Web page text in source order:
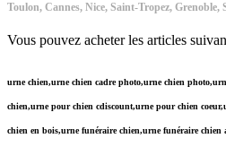
Toulon, Cannes, Nice, Saint-Tropez,
Vous pouvez acheter les articles
urne chien,urne chien cadre photo,urne chien
chien,urne pour chien cdiscount,urne pour chien
chien en bois,urne funéraire chien,urne funéraire